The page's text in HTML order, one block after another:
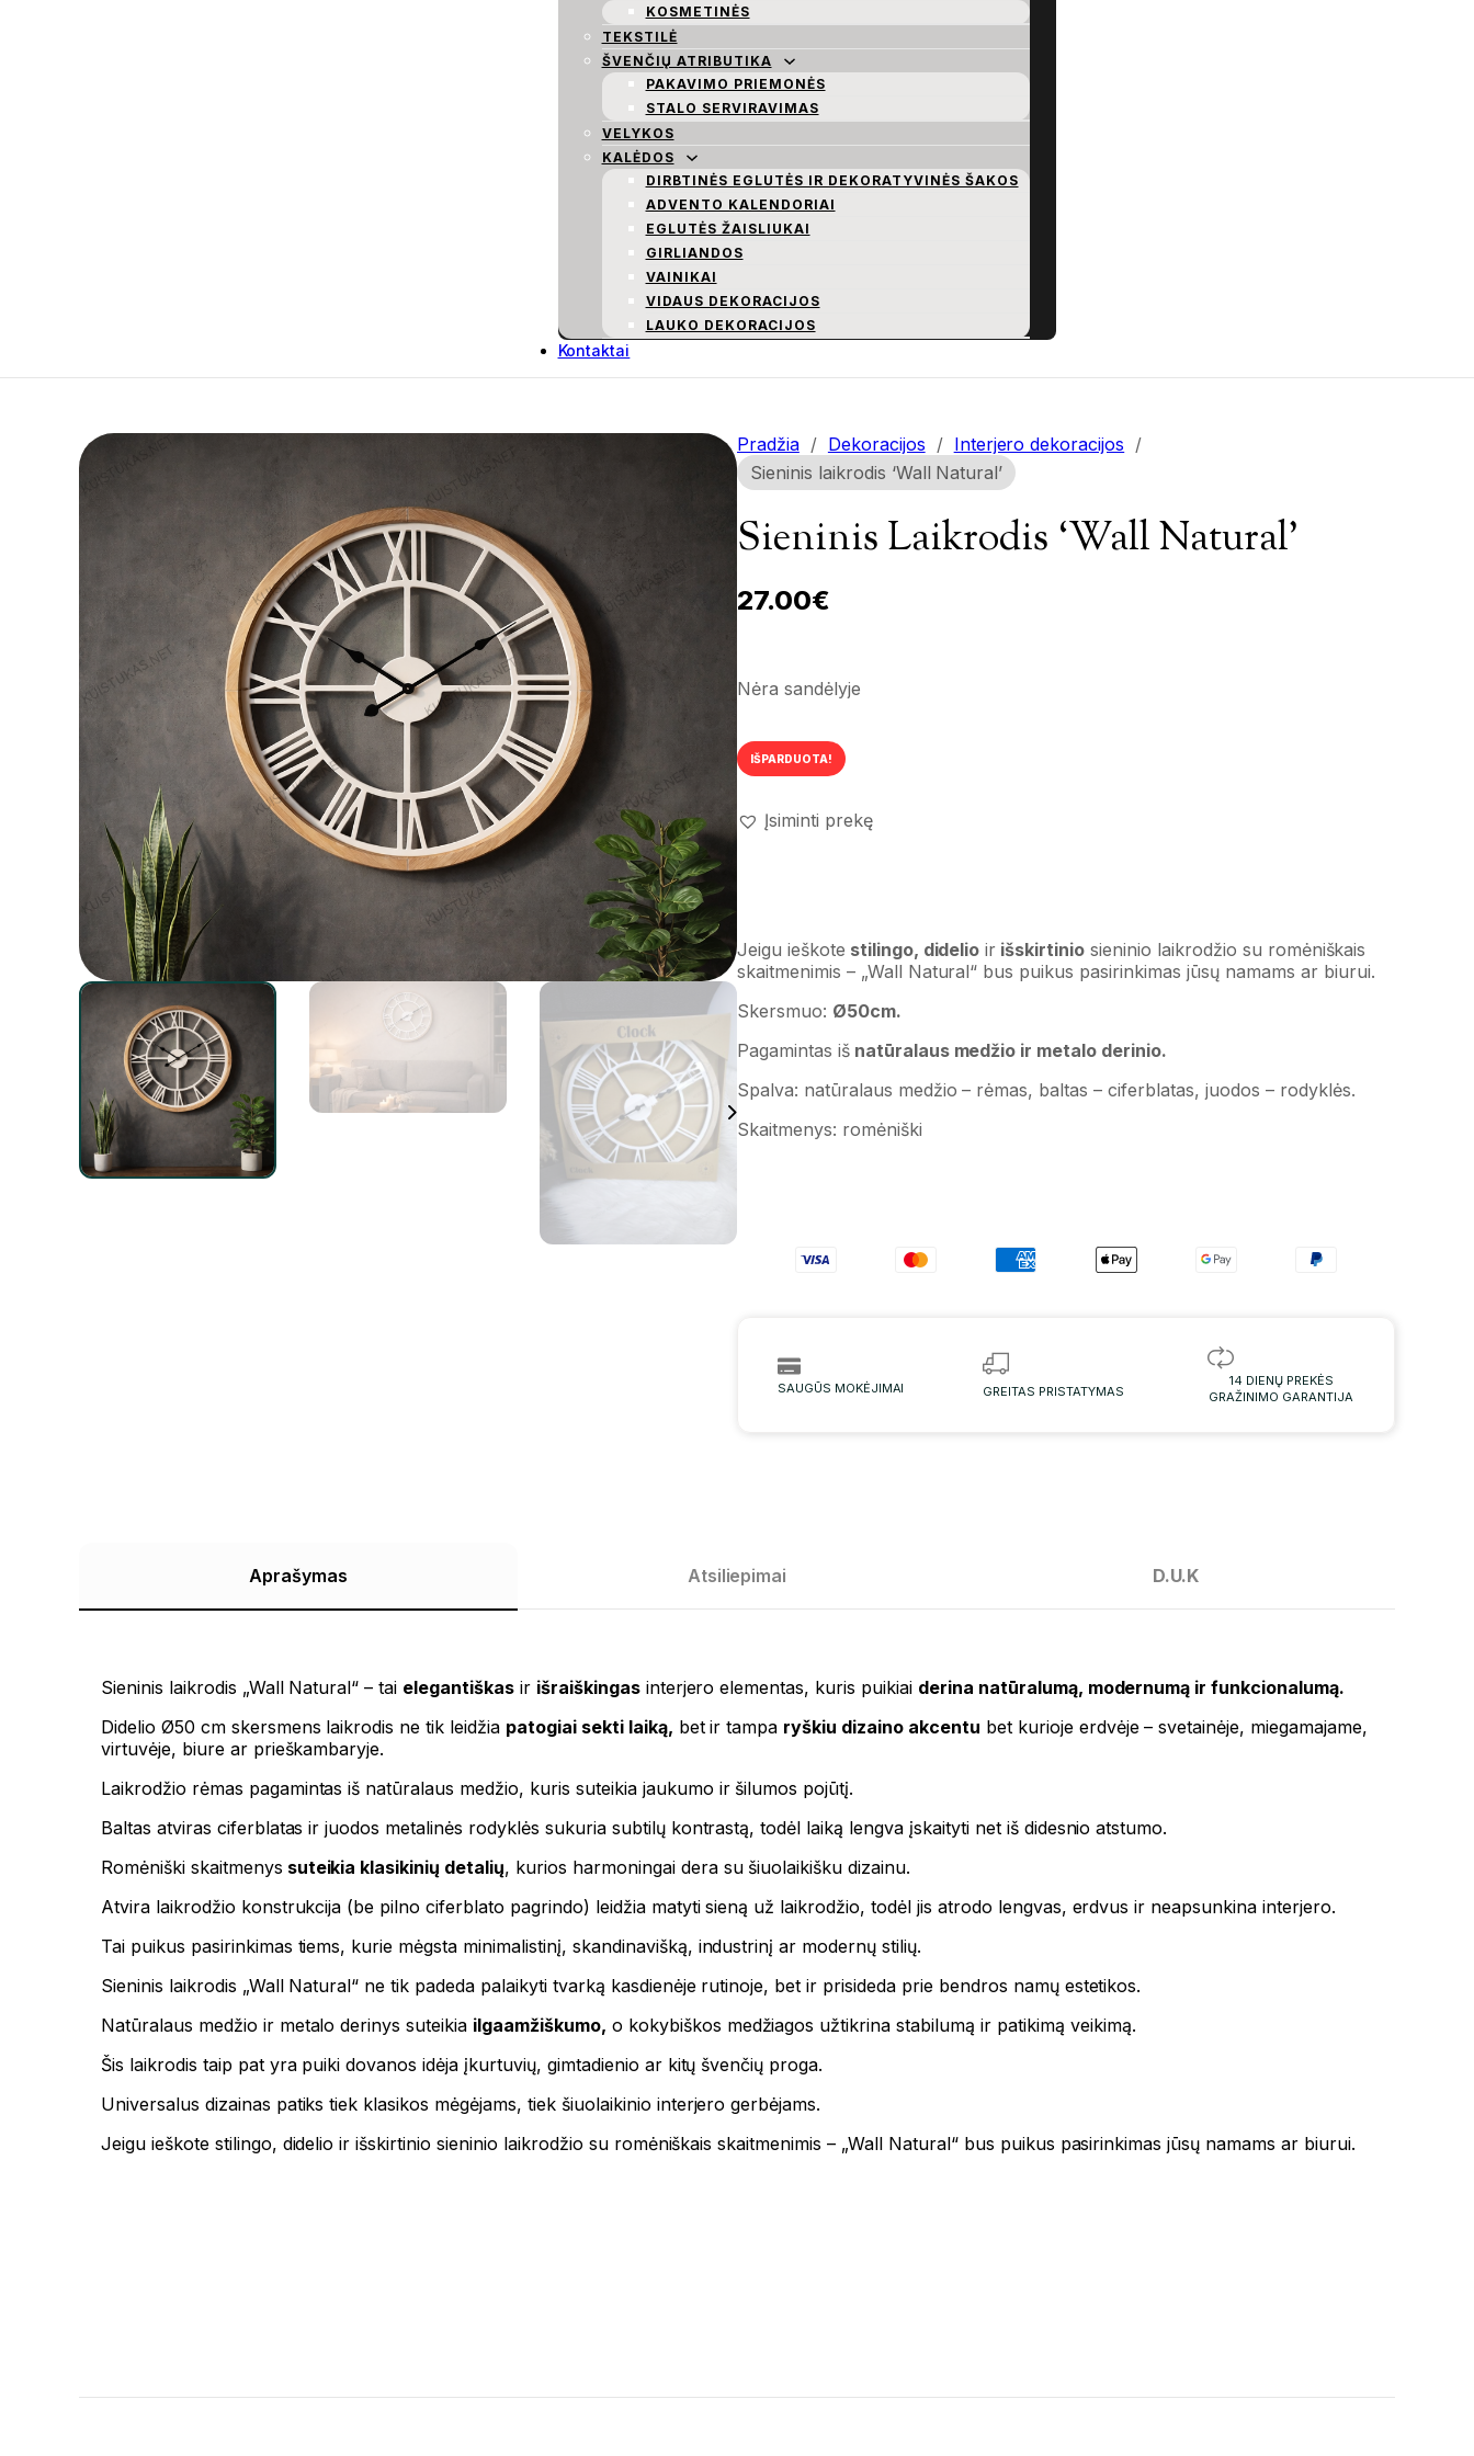
KOSMETINĖS
TEKSTILĖ
ŠVENČIŲ ATRIBUTIKA
PAKAVIMO PRIEMONĖS
STALO SERVIRAVIMAS
VELYKOS
KALĖDOS
DIRBTINĖS EGLUTĖS IR DEKORATYVINĖS ŠAKOS
ADVENTO KALENDORIAI
EGLUTĖS ŽAISLIUKAI
GIRLIANDOS
VAINIKAI
VIDAUS DEKORACIJOS
LAUKO DEKORACIJOS
Kontaktai
Pradžia / Dekoracijos / Interjero dekoracijos /
Sieninis laikrodis ‘Wall Natural’
Sieninis Laikrodis ‘Wall Natural’
27.00€
Nėra sandėlyje
IŠPARDUOTA!
Įsiminti prekę
Jeigu ieškote stilingo, didelio ir išskirtinio sieninio laikrodžio su romėniškais
skaitmenimis – „Wall Natural“ bus puikus pasirinkimas jūsų namams ar biurui.
Skersmuo: Ø50cm.
Pagamintas išnatūralaus medžio ir metalo derinio.
Spalva: natūralaus medžio – rėmas, baltas – ciferblatas, juodos – rodyklės.
Skaitmenys: romėniški
SAUGŪS MOKĖJIMAI GREITAS PRISTATYMAS
14 DIENŲ PREKĖS
GRAŽINIMO GARANTIJA
Aprašymas Atsiliepimai D.U.K
Sieninis laikrodis „Wall Natural“ – tai elegantiškasir išraiškingasinterjero elementas, kuris puikiai derina natūralumą, modernumą ir funkcionalumą.
Didelio Ø50 cm skersmens laikrodis ne tik leidžia patogiai sekti laiką, bet ir tampa ryškiu dizaino akcentu bet kurioje erdvėje – svetainėje, miegamajame,
virtuvėje, biure ar prieškambaryje.
Laikrodžio rėmas pagamintas iš natūralaus medžio, kuris suteikia jaukumo ir šilumos pojūtį.
Baltas atviras ciferblatas ir juodos metalinės rodyklės sukuria subtilų kontrastą, todėl laiką lengva įskaityti net iš didesnio atstumo.
Romėniški skaitmenys suteikia klasikinių detalių, kurios harmoningai dera su šiuolaikišku dizainu.
Atvira laikrodžio konstrukcija (be pilno ciferblato pagrindo) leidžia matyti sieną už laikrodžio, todėl jis atrodo lengvas, erdvus ir neapsunkina interjero.
Tai puikus pasirinkimas tiems, kurie mėgsta minimalistinį, skandinavišką, industrinį ar modernų stilių.
Sieninis laikrodis „Wall Natural“ ne tik padeda palaikyti tvarką kasdienėje rutinoje, bet ir prisideda prie bendros namų estetikos.
Natūralaus medžio ir metalo derinys suteikia ilgaamžiškumo, o kokybiškos medžiagos užtikrina stabilumą ir patikimą veikimą.
Šis laikrodis taip pat yra puiki dovanos idėja įkurtuvių, gimtadienio ar kitų švenčių proga.
Universalus dizainas patiks tiek klasikos mėgėjams, tiek šiuolaikinio interjero gerbėjams.
Jeigu ieškote stilingo, didelio ir išskirtinio sieninio laikrodžio su romėniškais skaitmenimis – „Wall Natural“ bus puikus pasirinkimas jūsų namams ar biurui.